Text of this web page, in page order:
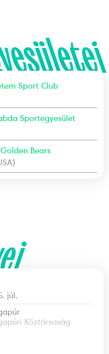
Sport Club
Sportegyesület
Bears
júl.
Köztársaság